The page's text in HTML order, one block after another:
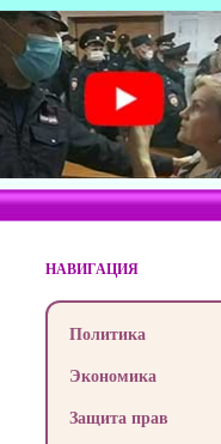
НАВИГАЦИЯ
Политика
Экономика
Защита прав